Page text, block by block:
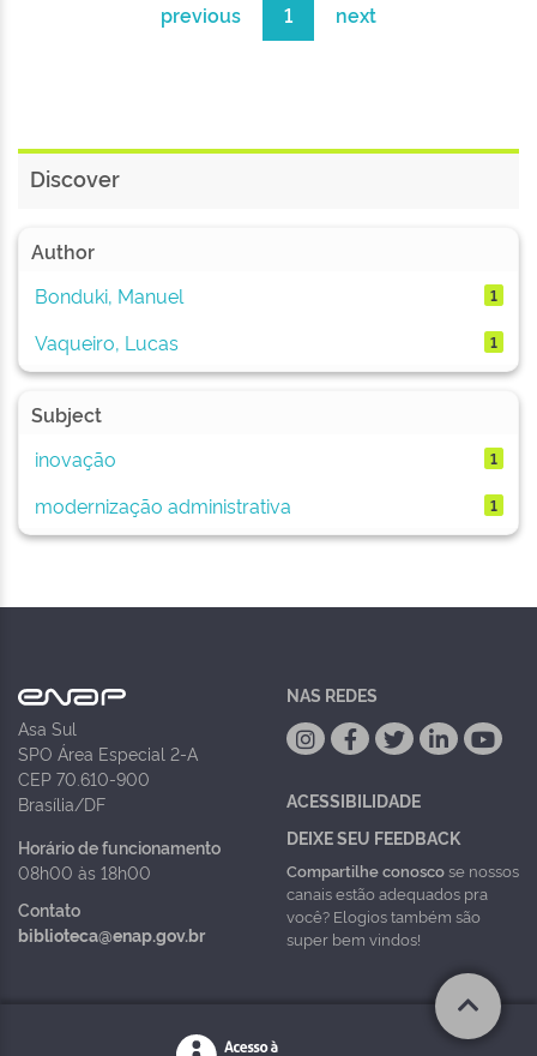
previous 1 next
Discover
Author
Bonduki, Manuel
1
Vaqueiro, Lucas 1
Subject
inovação
1
modernização administrativa 1
Asa Sul
SPO Área Especial 2-A
CEP 70.610-900
Brasília/DF
Horário de funcionamento
08h00 às 18h00
Contato
biblioteca@enap.gov.br
NAS REDES
ACESSIBILIDADE
DEIXE SEU FEEDBACK
Compartilhe conoscose nossos
canais estão adequados pra
você? Elogios também são
super bem vindos!